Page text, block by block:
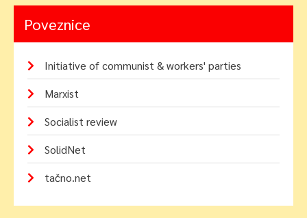
Poveznice
Initiative of communist & workers' parties
Marxist
Socialist review
SolidNet
tačno.net